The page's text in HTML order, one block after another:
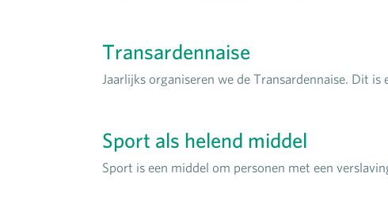
Transardennaise
Jaarlijks organiseren we de Transardennaise. Dit
Sport als helend middel
Sport is een middel om personen met een